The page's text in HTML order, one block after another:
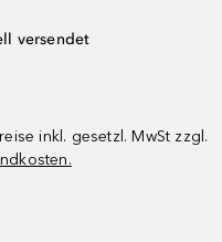
versendet
inkl. gesetzl. MwSt zzgl.